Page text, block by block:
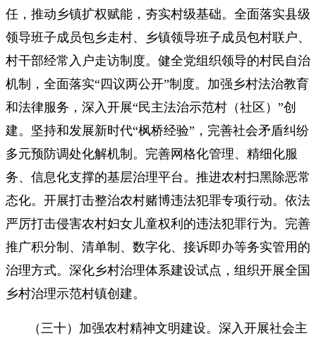
任，推动乡镇扩权赋能，夯实村级基础。全面落实县级
领导班子成员包乡走村、乡镇领导班子成员包村联户、
村干部经常入户走访制度。健全党组织领导的村民自治
机制，全面落实“四议两公开”制度。加强乡村法治教育
和法律服务，深入开展“民主法治示范村（社区）”创
建。坚持和发展新时代“枫桥经验”，完善社会矛盾纠纷
多元预防调处化解机制。完善网格化管理、精细化服
务、信息化支撑的基层治理平台。推进农村扫黑除恶常
态化。开展打击整治农村赌博违法犯罪专项行动。依法
严厉打击侵害农村妇女儿童权利的违法犯罪行为。完善
推广积分制、清单制、数字化、接诉即办等务实管用的
治理方式。深化乡村治理体系建设试点，组织开展全国
乡村治理示范村镇创建。
（三十）加强农村精神文明建设。深入开展社会主